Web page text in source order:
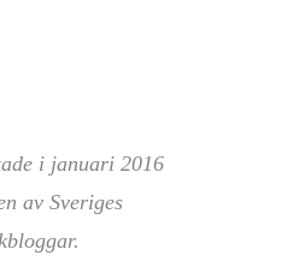
i januari 2016
av Sveriges